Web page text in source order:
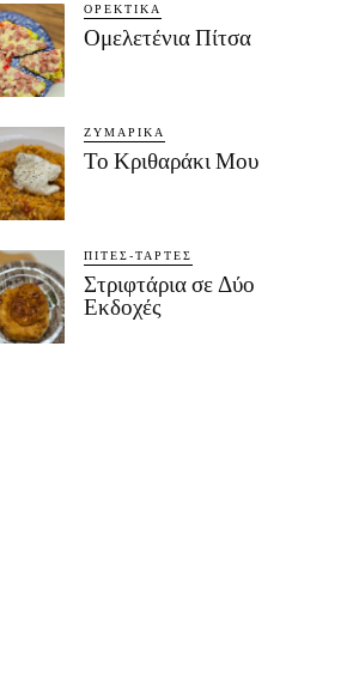
ΟΡΕΚΤΙΚΆ
Ομελετένια Πίτσα
ΖΥΜΑΡΙΚΆ
Το Κριθαράκι Μου
ΠΊΤΕΣ-ΤΆΡΤΕΣ
Στριφτάρια σε Δύο
Εκδοχές